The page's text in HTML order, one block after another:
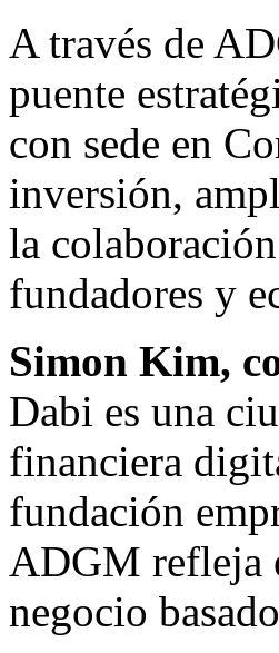
A través de
puente
con sede en
inversión,
la
fundadores y
Simon Kim,
Dabi es una
financiera
fundación
ADGM refleja
negocio